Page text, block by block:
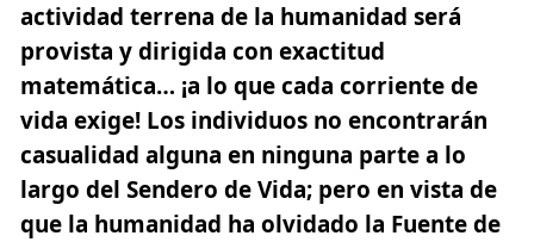
actividad terrena de la humanidad será
provista y dirigida con exactitud
matemática… ¡a lo que cada corriente de
vida exige! Los individuos no encontrarán
casualidad alguna en ninguna parte a lo
largo del Sendero de Vida; pero en vista de
que la humanidad ha olvidado la Fuente de